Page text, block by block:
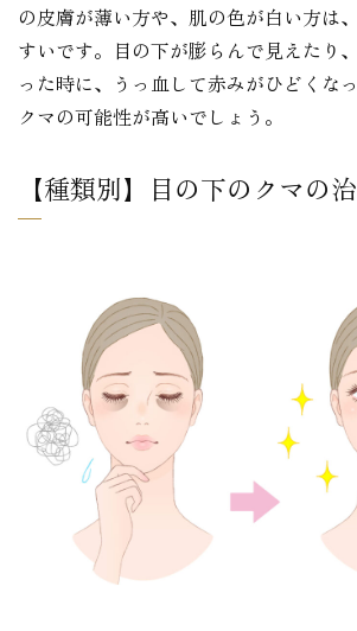
の皮膚が薄い方や、肌の色が白い方は
すいです。目の下が膨らんで見えたり
った時に、うっ血して赤みがひどくな
クマの可能性が高いでしょう。
【種類別】目の下のクマの